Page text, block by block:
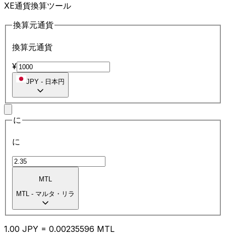
XE通貨換算ツール
換算元通貨
換算元通貨
¥
JPY - 日本円
に
に
MTL
MTL - マルタ・リラ
1.00 JPY = 0.00235596 MTL